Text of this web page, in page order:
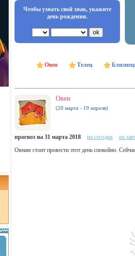
Чтобы узнать свой знак, укажите
день рождения.
Овен Телец
Овен
(20 марта - 19 апреля)
прогноз на 31 марта 2018 на сегодня на
Овнам стоит провести этот день спокойно.